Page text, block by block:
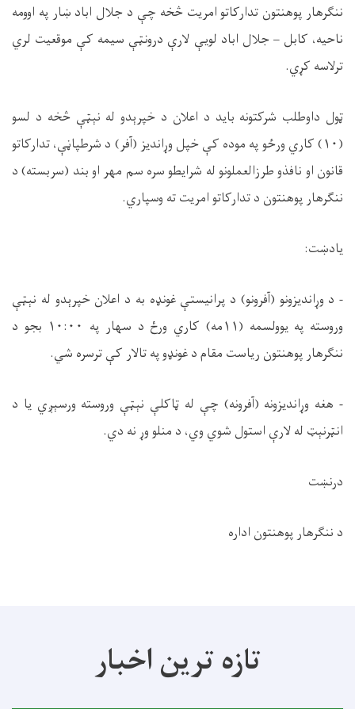
ننګرهار پوهنتون تدارکاتو امریت څخه چې د جلال اباد ښار په اوومه
ناحیه، کابل – جلال اباد لویې لارې درونټې سیمه کې موقعیت لري
ترلاسه کړي.
ټول داوطلب شرکتونه باید د اعلان د خپرېدو له نېټې څخه د لسو
(۱۰) کاري ورځو په موده کې خپل وړاندیز (آفر) د شرطپاڼې،
تدارکاتو
قانون او نافذو طرزالعملونو له شرایطو سره سم مهر او بند (سربسته) د
ننګرهار پوهنتون د تدارکاتو امریت ته وسپاري.
یادښت:
- د وړاندیزونو (آفرونو) د پرانیستې غونډه به د اعلان خپرېدو له نېټې
وروسته
په یوولسمه (۱۱مه) کاري ورځ د سهار په ۱۰:۰۰ بجو د
ننګرهار پوهنتون ریاست مقامد غونډو پهتالار کې ترسره شي.
- هغه وړاندیزونه (آفرونه) چې له ټاکلې نېټې وروسته ورسېږي یا د
انټرنېټ له لارې استول شوي وي، د منلو وړ نه دي.
درنښت
د ننګرهار پوهنتون اداره
تازه ترین اخبار